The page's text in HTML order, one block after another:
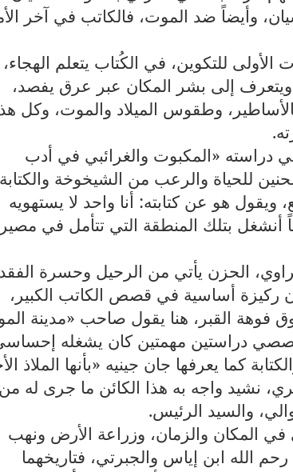
وأيضاً ضد الموت، فالكاتب في آخر
للتكوين، في الكُتاب يتعلم الهجاء،
إلى بشر المكان عبر عرق يفصد،
وطقوس الميلاد والموت، وكل
.
دراسته «المكبوت والغرائبي في أدب
للحياة والرعب من الشيخوخة والكتابة
هو عن كتابته: أنا واحد لا يستهويه
أنشغل بتلك المنطقة التي تتأمل في مصير
الحزن يأتي من الرحيل وحسرة
ركيزة أساسية في قصص الكاتب الكبير،
فوهة القبر، هنا يقول صاحب «مدينة
دراستين مهمتين كان يشغله
كما يعرفها جان جينيه «بأنها الملاذ
نشيد واجه به هذا الكائن ما جرى له
والسيد الرئيس.
المكان والزمان، وزراعة الأرض ونهب
الله ابن إياس والجبرتي، فتاريخهما